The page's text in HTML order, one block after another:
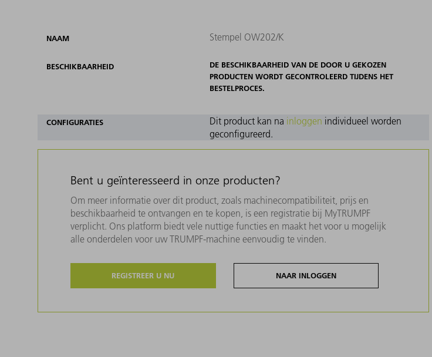
NAAM Stempel OW202/K
BESCHIKBAARHEID
DE BESCHIKBAARHEID VAN DE DOOR U GEKOZEN
PRODUCTEN WORDT GECONTROLEERD TIJDENS HET
BESTELPROCES.
CONFIGURATIES Dit product kan na inloggen individueel worden
geconfigureerd.
Bent u geïnteresseerd in onze producten?
Om meer informatie over dit product, zoals machinecompatibiliteit, prijs en
beschikbaarheid te ontvangen en te kopen, is een registratie bij MyTRUMPF
verplicht. Ons platform biedt vele nuttige functies en maakt het voor u mogelijk
alle onderdelen voor uw TRUMPF-machine eenvoudig te vinden.
REGISTREER U NU NAAR INLOGGEN